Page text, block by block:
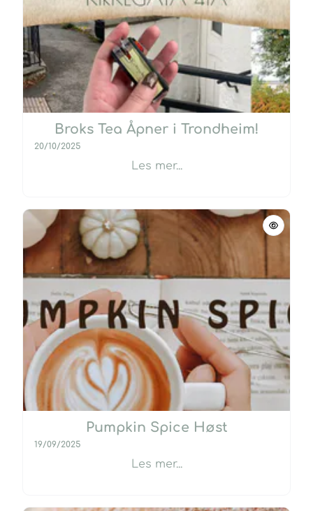
Broks Tea Åpner i Trondheim!
20/10/2025
Les mer...
Pumpkin Spice Høst
19/09/2025
Les mer...